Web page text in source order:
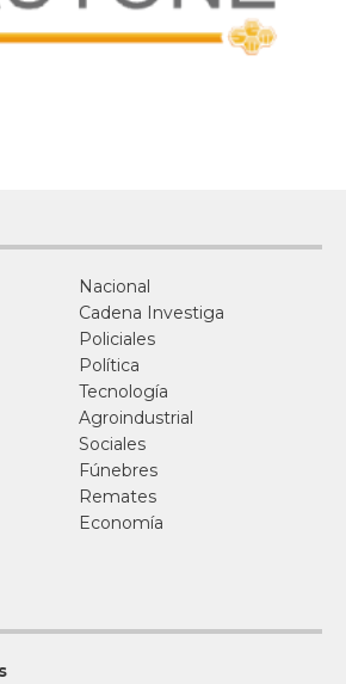
Nacional
Cadena Investiga
Policiales
Política
Tecnología
Agroindustrial
Sociales
Fúnebres
Remates
Economía